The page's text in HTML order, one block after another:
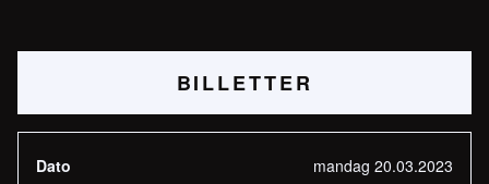
BILLETTER
Dato
mandag 20.03.2023